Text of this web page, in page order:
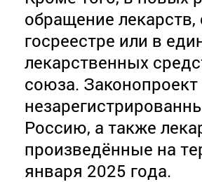
обращение
госреестре или в
лекарственных
союза.
Россию, а также
произведённые на
января 2025 года.